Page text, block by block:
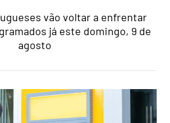
vão voltar a enfrentar
já este domingo, 9 de
agosto